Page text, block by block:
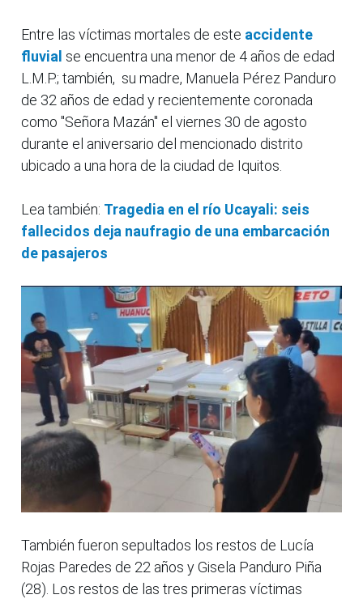
Entre las víctimas mortales de este accidente
fluvial se encuentra una menor de 4 años de edad
L.M.P.; también, su madre, Manuela Pérez Panduro
de 32 años de edad y recientemente coronada
como "Señora Mazán" el viernes 30 de agosto
durante el aniversario del mencionado distrito
ubicado a una hora de la ciudad de Iquitos.
Lea también: Tragedia en el río Ucayali: seis
fallecidos deja naufragio de una embarcación
de pasajeros
También fueron sepultados los restos de Lucía
Rojas Paredes de 22 años y Gisela Panduro Piña
(28). Los restos de las tres primeras víctimas